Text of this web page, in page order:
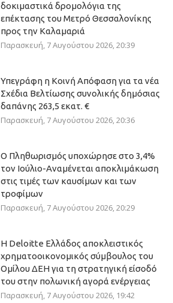
δοκιμαστικά δρομολόγια της
επέκτασης του Μετρό Θεσσαλονίκης
προς την Καλαμαριά
Παρασκευή, 7 Αυγούστου 2026, 20:39
Υπεγράφη η Κοινή Απόφαση για τα νέα
Σχέδια Βελτίωσης συνολικής δημόσιας
δαπάνης 263,5 εκατ. €
Παρασκευή, 7 Αυγούστου 2026, 20:36
Ο Πληθωρισμός υποχώρησε στο 3,4%
τον Ιούλιο-Αναμένεται αποκλιμάκωση
στις τιμές των καυσίμων και των
τροφίμων
Παρασκευή, 7 Αυγούστου 2026, 20:29
Η Deloitte Ελλάδος αποκλειστικός
χρηματοοικονομικός σύμβουλος του
Ομίλου ΔΕΗ για τη στρατηγική είσοδό
του στην πολωνική αγορά ενέργειας
Παρασκευή, 7 Αυγούστου 2026, 19:42